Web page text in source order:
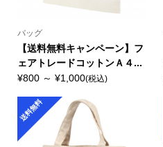
バッグ
【送料無料キャンペーン】フ
ェアトレードコットンＡ４...
¥800 ～ ¥1,000(税込)
送料無料